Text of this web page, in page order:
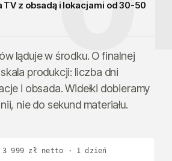
TV z obsadą i lokacjami od 30-50
ląduje w środku. O finalnej
produkcji: liczba dni
i obsada. Widełki dobieramy
nie do sekund materiału.
3 999 zł netto · 1 dzień